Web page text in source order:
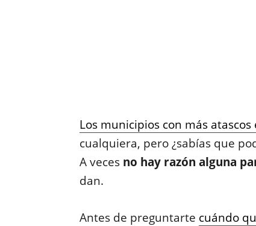
Los municipios con más
cualquiera, pero ¿sabías que
A veces no hay razón alguna
dan.
Antes de preguntarte cuándo